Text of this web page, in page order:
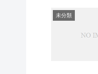
未分類